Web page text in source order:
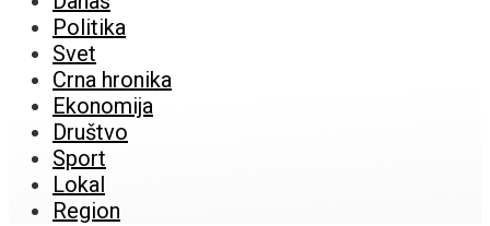
Politika
Svet
Crna hronika
Ekonomija
Društvo
Sport
Lokal
Region